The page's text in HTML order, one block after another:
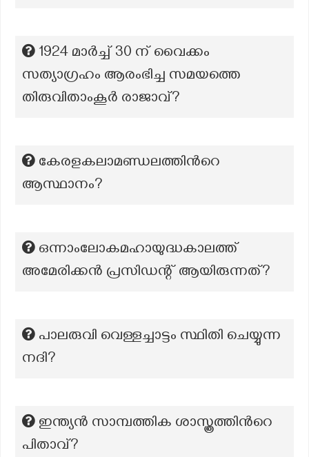
1924 മാർച്ച് 30 ന് വൈക്കം
സത്യാഗ്രഹം ആരംഭിച്ച സമയത്തെ
തിരുവിതാംകൂർ രാജാവ്?
കേരളകലാമണ്ഡലത്തിന്‍റെ
ആസ്ഥാനം?
ഒന്നാംലോകമഹായുദ്ധകാലത്ത്
അമേരിക്കൻ പ്രസിഡന്റ്‌ ആയിരുന്നത്?
പാലരുവി വെള്ളച്ചാട്ടം സ്ഥിതി ചെയ്യുന്ന
നദി?
ഇന്ത്യൻ സാമ്പത്തിക ശാസ്ത്രത്തിന്‍റെ
പിതാവ്?